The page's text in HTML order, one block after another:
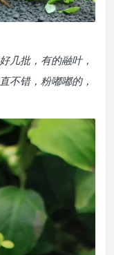
几批，有的融叶，
不错，粉嘟嘟的，